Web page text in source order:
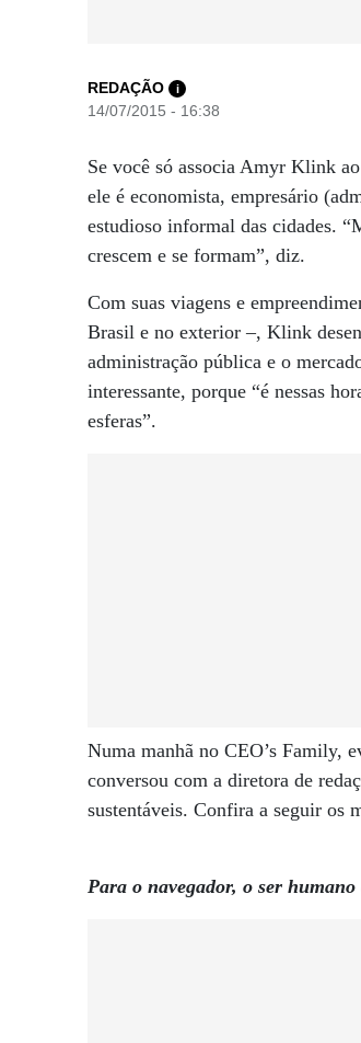
REDAÇÃO i
14/07/2015 - 16:38
Se você só associa Amyr Klink
ele é economista, empresário
estudioso informal das cidades.
crescem e se formam”, diz.
Com suas viagens e
Brasil e no exterior –, Klink
administração pública e o
interessante, porque “é nessas
esferas”.
Numa manhã no CEO’s Family,
conversou com a diretora de
sustentáveis. Confira a seguir os
Para o navegador, o ser